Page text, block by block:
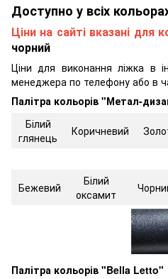
Доступно у всіх
Ціни на сайті вказані для
чорний
Ціни для виконання ліжка в
менеджера по телефону або в
Палітра кольорів "Метал-
Білий
глянець
Коричневий
Бежевий
Білий
оксамит
Палітра кольорів "Bella Letto"